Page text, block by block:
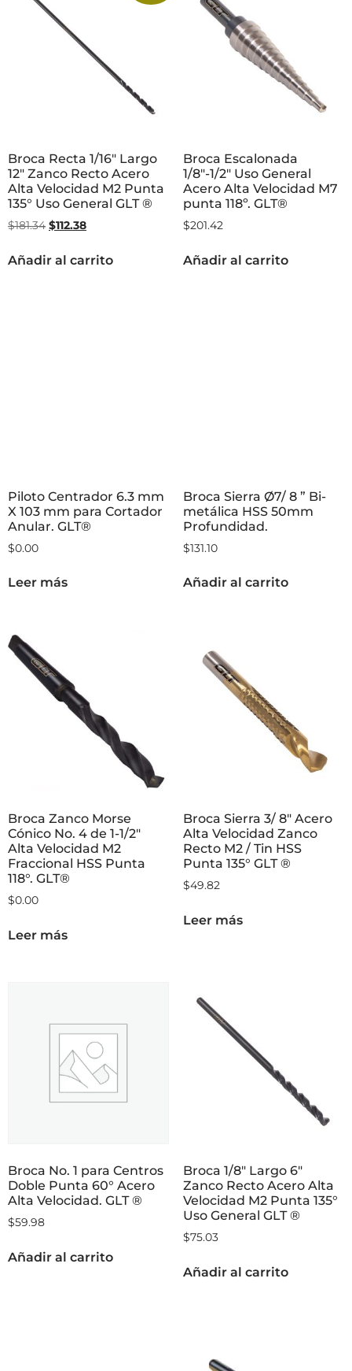
Broca Recta 1/16″ Largo
12″ Zanco Recto Acero
Alta Velocidad M2 Punta
135° Uso General GLT ®
$181.34 $112.38
Añadir al carrito
Broca Escalonada
1/8″-1/2″ Uso General
Acero Alta Velocidad M7
punta 118º. GLT®
$201.42
Añadir al carrito
Piloto Centrador 6.3 mm
X 103 mm para Cortador
Anular. GLT®
$0.00
Leer más
Broca Sierra Ø7/ 8 ” Bi-
metálica HSS 50mm
Profundidad.
$131.10
Añadir al carrito
Broca Zanco Morse
Cónico No. 4 de 1-1/2″
Alta Velocidad M2
Fraccional HSS Punta
118°. GLT®
$0.00
Leer más
Broca Sierra 3/ 8″ Acero
Alta Velocidad Zanco
Recto M2 / Tin HSS
Punta 135° GLT ®
$49.82
Leer más
Broca No. 1 para Centros
Doble Punta 60° Acero
Alta Velocidad. GLT ®
$59.98
Añadir al carrito
Broca 1/8″ Largo 6″
Zanco Recto Acero Alta
Velocidad M2 Punta 135°
Uso General GLT ®
$75.03
Añadir al carrito